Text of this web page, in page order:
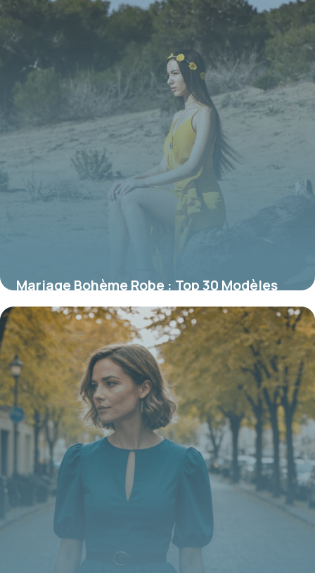
Mariage Bohème Robe : Top 30 Modèles
Tendance
19 juin 2026